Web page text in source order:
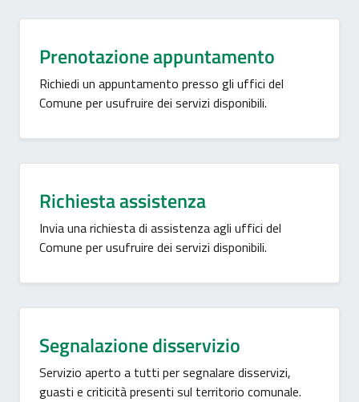
Prenotazione appuntamento
Richiedi un appuntamento presso gli uffici del
Comune per usufruire dei servizi disponibili.
Richiesta assistenza
Invia una richiesta di assistenza agli uffici del
Comune per usufruire dei servizi disponibili.
Segnalazione disservizio
Servizio aperto a tutti per segnalare disservizi,
guasti e criticità presenti sul territorio comunale.